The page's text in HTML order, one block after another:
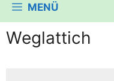
MENÜ
Weglattich